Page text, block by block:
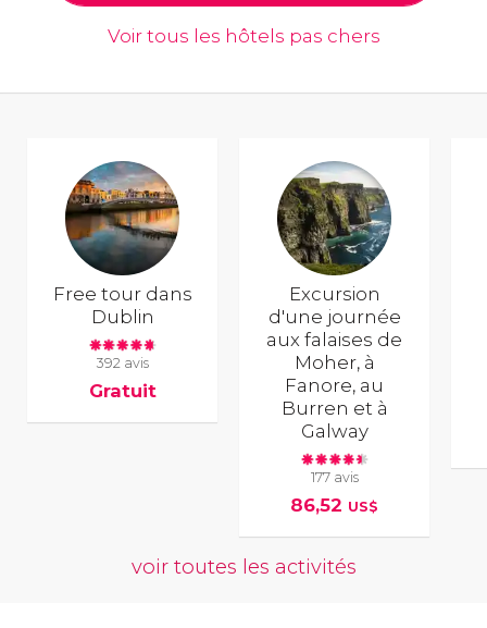
Voir tous les hôtels pas chers
Free tour dans
Dublin
392 avis
Gratuit
Excursion
d'une journée
aux falaises de
Moher, à
Fanore, au
Burren et à
Galway
177 avis
86,52 US$
voir toutes les activités